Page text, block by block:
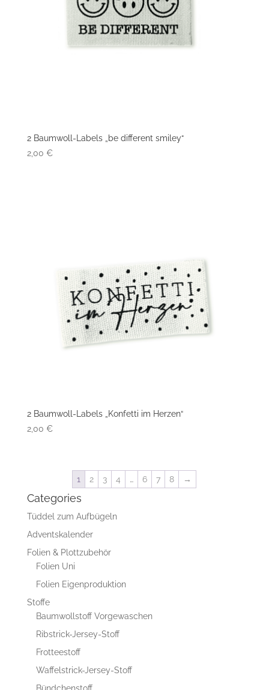
2 Baumwoll-Labels „be different smiley“
2,00 €
2 Baumwoll-Labels „Konfetti im Herzen“
2,00 €
1 2 3 4 … 6 7 8 →
Categories
Tüddel zum Aufbügeln
Adventskalender
Folien & Plottzubehör
Folien Uni
Folien Eigenproduktion
Stoffe
Baumwollstoff Vorgewaschen
Ribstrick-Jersey-Stoff
Frotteestoff
Waffelstrick-Jersey-Stoff
Bündchenstoff